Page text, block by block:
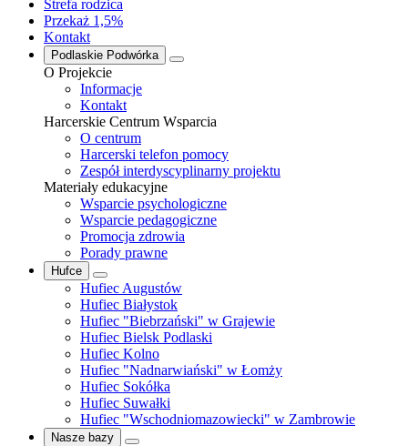
Strefa rodzica
Przekaż 1,5%
Kontakt
Podlaskie Podwórka
O Projekcie
Informacje
Kontakt
Harcerskie Centrum Wsparcia
O centrum
Harcerski telefon pomocy
Zespół interdyscyplinarny projektu
Materiały edukacyjne
Wsparcie psychologiczne
Wsparcie pedagogiczne
Promocja zdrowia
Porady prawne
Hufce
Hufiec Augustów
Hufiec Białystok
Hufiec "Biebrzański" w Grajewie
Hufiec Bielsk Podlaski
Hufiec Kolno
Hufiec "Nadnarwiański" w Łomży
Hufiec Sokółka
Hufiec Suwałki
Hufiec "Wschodniomazowiecki" w Zambrowie
Nasze bazy